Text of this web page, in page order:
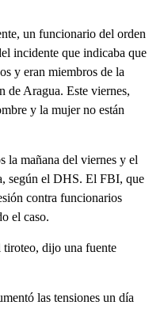
un funcionario del orden
incidente que indicaba que
y eran miembros de la
de Aragua. Este viernes,
y la mujer no están
la mañana del viernes y el
según el DHS. El FBI, que
contra funcionarios
el caso.
dijo una fuente
las tensiones un día